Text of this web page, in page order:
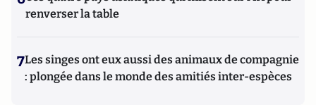
renverser la table
7Les singes ont eux aussi des animaux de compagnie
: plongée dans le monde des amitiés inter-espèces